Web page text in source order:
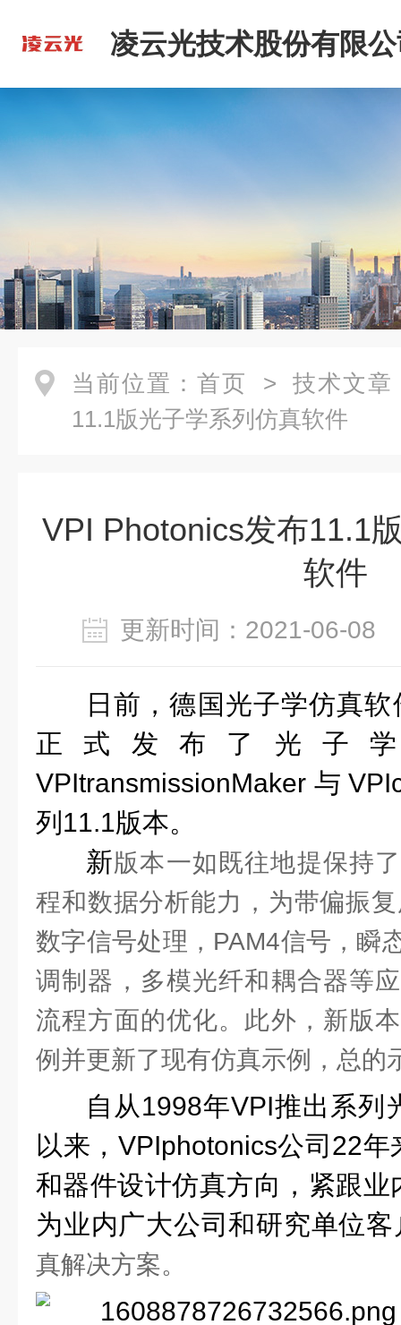
凌云光技术股份有限
当前位置： 首页 > 技术文章
11.1版光子学系列仿真软件
VPI Photonics发布11.1
软件
更新时间：2021-06-
日前，德国光子学仿真
正式发布了光子
VPItransmissionMaker与
列11.1版本。
新版本一如既往地提保持
程和数据分析能力，为带偏振
数字信号处理，PAM4信号，瞬
调制器，多模光纤和耦合器等
流程方面的优化。此外，新版
例并更新了现有仿真示例，总的
自从1998年VPI推出系列
以来，VPIphotonics公司22
和器件设计仿真方向，紧跟
为业内广大公司和研究单位
真解决方案。